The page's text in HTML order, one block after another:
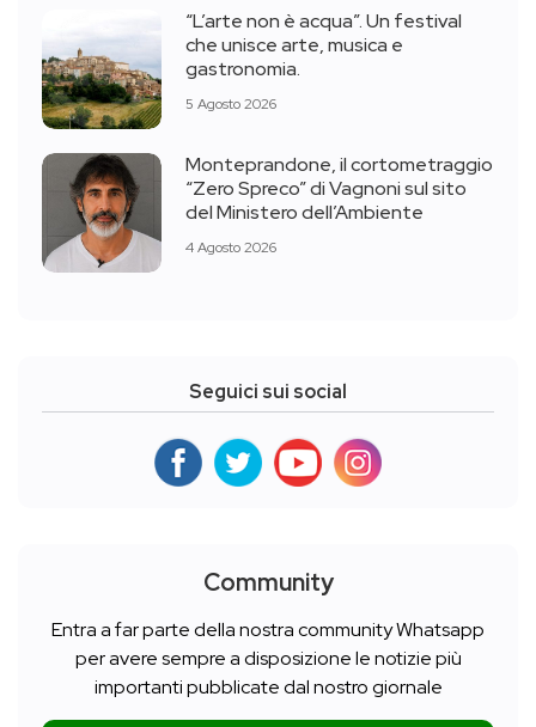
“L’arte non è acqua”. Un festival
che unisce arte, musica e
gastronomia.
5 Agosto 2026
Monteprandone, il cortometraggio
“Zero Spreco” di Vagnoni sul sito
del Ministero dell’Ambiente
4 Agosto 2026
Seguici sui social
Community
Entra a far parte della nostra community Whatsapp
per avere sempre a disposizione le notizie più
importanti pubblicate dal nostro giornale